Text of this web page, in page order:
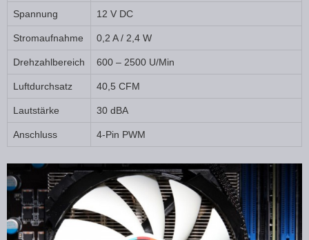
Spannung 12 V DC
Stromaufnahme 0,2 A / 2,4 W
Drehzahlbereich 600 – 2500 U/Min
Luftdurchsatz 40,5 CFM
Lautstärke 30 dBA
Anschluss 4-Pin PWM